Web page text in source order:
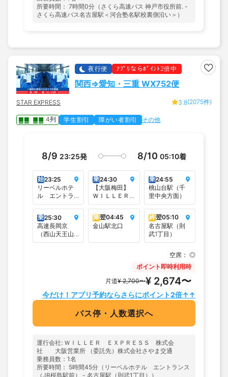
所要時間： 7時間0分（さくら高速バス 神戸市役所前. -
さくら高速バス名古屋駅＜河合塾名駅校裏側沿い＞）
夜行便 ｱﾌﾟﾘならﾎﾟｲﾝﾄ2倍中
関西⇒愛知・三重 WX752便
STAR EXPRESS 3.8(2075件)
4列 学生割引 障がい者割引 その他
8/9 23:25発 8/10 05:10着
始23:25
リーベルホテ
ル エントラ
ンス（JR桜島
乗24:30
【大阪梅田】
ＷＩＬＬＥＲ
バスターミナ
（梅田スカイ
ビルタワーイ
乗24:55
桃山台駅（千
里中央方面）
乗25:30
高速長岡京
（西山天王山
駅直結・関東
降翌04:45
金山駅北口
終翌05:10
名古屋駅（則
武1丁目）
空席： ◎
ポイント即時利用時
片道¥ 2,700〜¥ 2,674〜
今だけ！アプリ予約ならさらにポイント2倍↑↑
バス停・人数選択へ
運行会社: ＷＩＬＬＥＲ ＥＸＰＲＥＳＳ 株式会
社 大阪営業所 （委託先）株式会社さやま交通
乗務員数：1名
所要時間： 5時間45分（リーベルホテル エントランス
（JR桜島駅前） - 名古屋駅（則武1丁目））